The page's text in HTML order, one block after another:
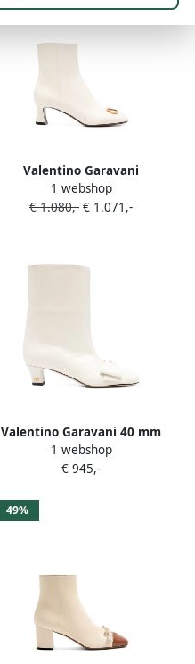
Valentino Garavani
Enkellaarzen met
logoplakkaat Beige
1 webshop
€ 1.080,- € 1.071,-
Valentino Garavani 40 mm
leren laarzen met strik
Beige
1 webshop
€ 945,-
49%